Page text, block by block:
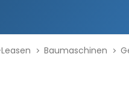
Baumaschinen